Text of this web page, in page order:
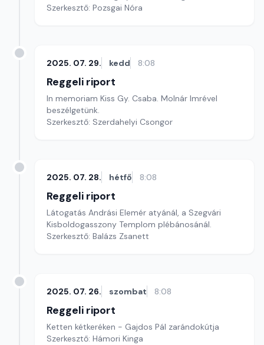
Szerkesztő: Pozsgai Nóra
2025. 07. 29. kedd 8:08
Reggeli riport
In memoriam Kiss Gy. Csaba. Molnár Imrével
beszélgetünk.
Szerkesztő: Szerdahelyi Csongor
2025. 07. 28. hétfő 8:08
Reggeli riport
Látogatás Andrási Elemér atyánál, a Szegvári
Kisboldogasszony Templom plébánosánál.
Szerkesztő: Balázs Zsanett
2025. 07. 26. szombat 8:08
Reggeli riport
Ketten kétkeréken - Gajdos Pál zarándokútja
Szerkesztő: Hámori Kinga